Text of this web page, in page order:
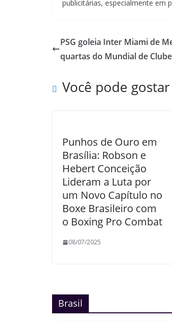
publicitárias, especialmente em
PSG goleia Inter Miami de
quartas do Mundial de
Você pode
Punhos de Ouro em
Brasília: Robson e
Hebert Conceição
Lideram a Luta por
um Novo Capítulo no
Boxe Brasileiro com
o Boxing Pro Combat
08/07/2025
Brasil